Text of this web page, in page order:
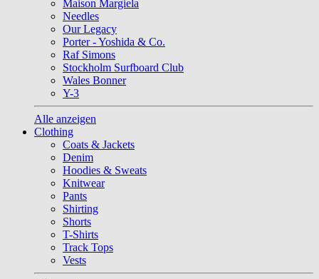
Maison Margiela
Needles
Our Legacy
Porter - Yoshida & Co.
Raf Simons
Stockholm Surfboard Club
Wales Bonner
Y-3
Alle anzeigen
Clothing
Coats & Jackets
Denim
Hoodies & Sweats
Knitwear
Pants
Shirting
Shorts
T-Shirts
Track Tops
Vests